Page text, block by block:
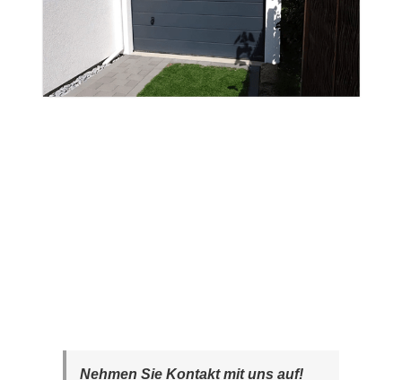
Nehmen Sie Kontakt mit uns auf!